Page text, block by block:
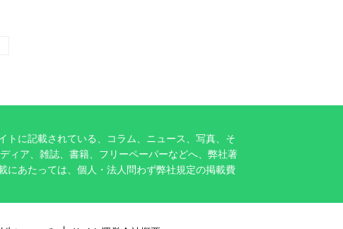
トに記載されている、コラム、ニュース、写真、そ
ィア、雑誌、書籍、フリーペーパーなどへ、弊社著
にあたっては、個人・法人問わず弊社規定の掲載費